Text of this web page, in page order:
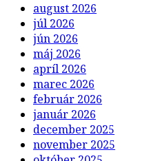
august 2026
júl 2026
jún 2026
máj 2026
apríl 2026
marec 2026
február 2026
január 2026
december 2025
november 2025